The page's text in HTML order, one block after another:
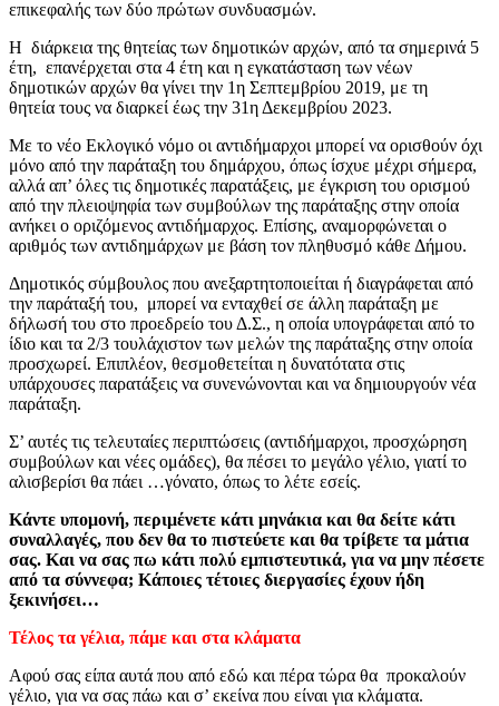
επικεφαλής των δύο πρώτων συνδυασμών.
Η διάρκεια της θητείας των δημοτικών αρχών, από τα σημερινά 5
έτη, επανέρχεται στα 4 έτη και η εγκατάσταση των νέων
δημοτικών αρχών θα γίνει την 1η Σεπτεμβρίου 2019, με τη
θητεία τους να διαρκεί έως την 31η Δεκεμβρίου 2023.
Με το νέο Εκλογικό νόμο οι αντιδήμαρχοι μπορεί να ορισθούν όχι
μόνο από την παράταξη του δημάρχου, όπως ίσχυε μέχρι σήμερα,
αλλά απ’ όλες τις δημοτικές παρατάξεις, με έγκριση του ορισμού
από την πλειοψηφία των συμβούλων της παράταξης στην οποία
ανήκει ο οριζόμενος αντιδήμαρχος. Επίσης, αναμορφώνεται ο
αριθμός των αντιδημάρχων με βάση τον πληθυσμό κάθε Δήμου.
Δημοτικός σύμβουλος που ανεξαρτητοποιείται ή διαγράφεται από
την παράταξή του, μπορεί να ενταχθεί σε άλλη παράταξη με
δήλωσή του στο προεδρείο του Δ.Σ., η οποία υπογράφεται από το
ίδιο και τα 2/3 τουλάχιστον των μελών της παράταξης στην οποία
προσχωρεί. Επιπλέον, θεσμοθετείται η δυνατότατα στις
υπάρχουσες παρατάξεις να συνενώνονται και να δημιουργούν νέα
παράταξη.
Σ’ αυτές τις τελευταίες περιπτώσεις (αντιδήμαρχοι, προσχώρηση
συμβούλων και νέες ομάδες), θα πέσει το μεγάλο γέλιο, γιατί το
αλισβερίσι θα πάει …γόνατο, όπως το λέτε εσείς.
Κάντε υπομονή, περιμένετε κάτι μηνάκια και θα δείτε κάτι
συναλλαγές, που δεν θα το πιστεύετε και θα τρίβετε τα μάτια
σας. Και να σας πω κάτι πολύ εμπιστευτικά, για να μην πέσετε
από τα σύννεφα; Κάποιες τέτοιες διεργασίες έχουν ήδη
ξεκινήσει…
Τέλος τα γέλια, πάμε και στα κλάματα
Αφού σας είπα αυτά που από εδώ και πέρα τώρα θα προκαλούν
γέλιο, για να σας πάω και σ’ εκείνα που είναι για κλάματα.